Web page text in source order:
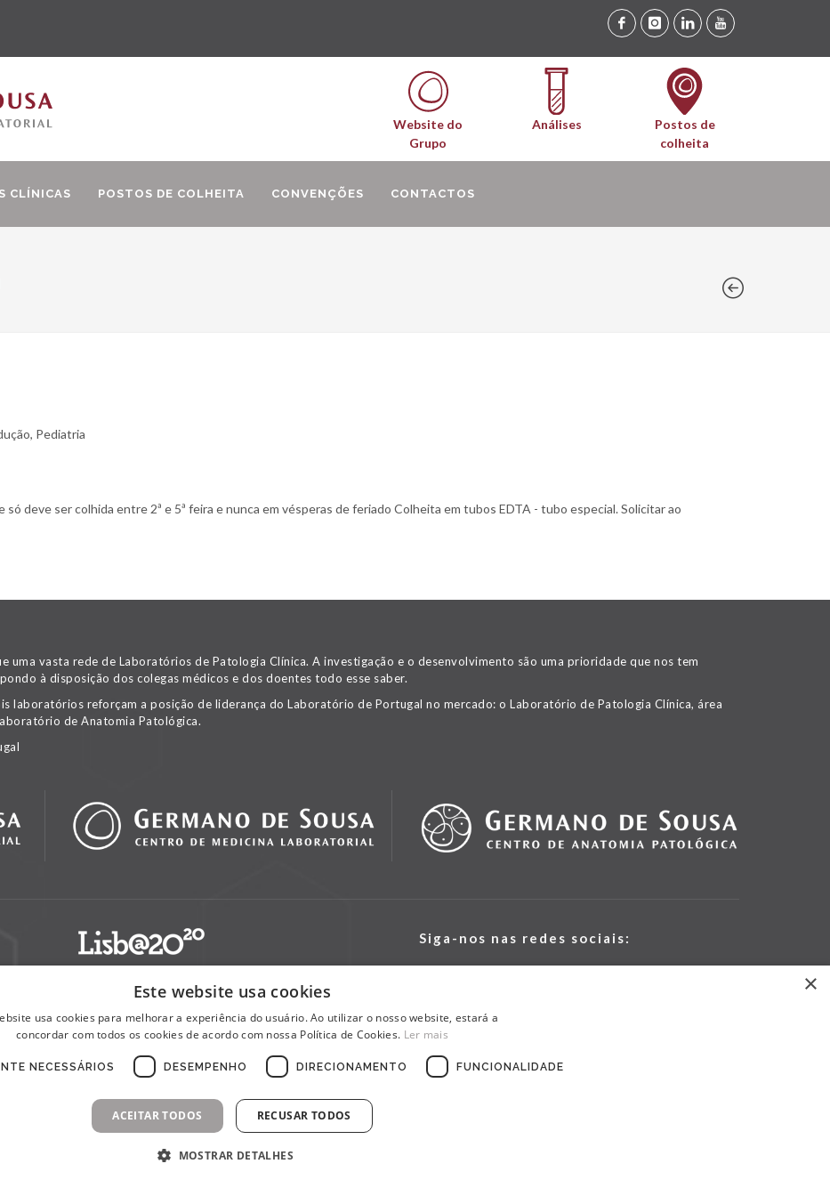
Website do
Grupo
Análises
Postos de
colheita
CLÍNICAS POSTOS DE COLHEITA CONVENÇÕES CONTACTOS
Pediatria
só deve ser colhida entre 2ª e 5ª feira e nunca em vésperas de feriado Colheita em tubos EDTA - tubo especial. Solicitar ao
uma vasta rede de Laboratórios de Patologia Clínica. A investigação e o desenvolvimento são uma prioridade que nos tem
à disposição dos colegas médicos e dos doentes todo esse saber.
laboratórios reforçam a posição de liderança do Laboratório de Portugal no mercado: o Laboratório de Patologia Clínica, área
de Anatomia Patológica.
Siga-nos nas redes sociais:
×
Este website usa cookies
usa cookies para melhorar a experiência do usuário. Ao utilizar o nosso website, estará a
concordar com todos os cookies de acordo com nossa Política de Cookies. Ler mais
NECESSÁRIOS DESEMPENHO DIRECIONAMENTO FUNCIONALIDADE
ACEITAR TODOS RECUSAR TODOS
MOSTRAR DETALHES